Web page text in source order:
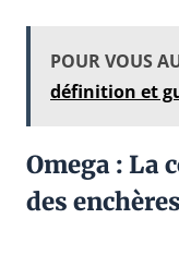
POUR VOUS
définition et
Omega : La
des enchères